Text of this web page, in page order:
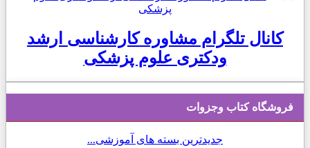
کانال تلگرام مشاوره کارشناسی ارشد
ودکتری علوم پزشکی
فروشگاه کتاب وجزوات
جدیدترین بسته های آموزشی...